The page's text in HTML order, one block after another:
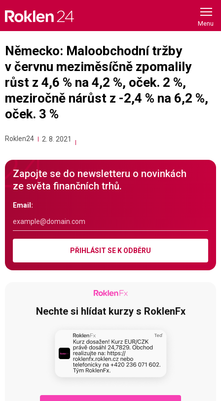
content
Německo: Maloobchodní tržby
v červnu meziměsíčně zpomalily
růst z 4,6 % na 4,2 %, oček. 2 %,
meziročně nárůst z -2,4 % na 6,2 %,
oček. 3 %
Roklen24 2. 8. 2021
Zapojte se do newsletteru o novinkách
ze světa finančních trhů.
Email:
PŘIHLÁSIT SE K ODBĚRU
Nechte si hlídat kurzy s RoklenFx